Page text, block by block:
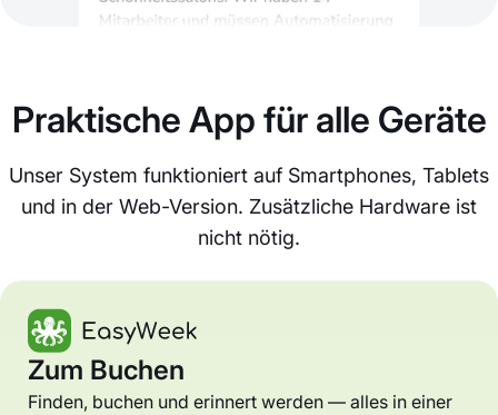
Praktische App für alle Geräte
Unser System funktioniert auf Smartphones, Tablets
und in der Web-Version. Zusätzliche Hardware ist
nicht nötig.
Zum Buchen
Finden, buchen und erinnert werden — alles in einer